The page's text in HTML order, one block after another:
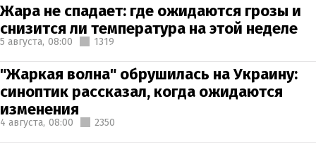
Жара не спадает: где ожидаются грозы и
снизится ли температура на этой неделе
5 августа, 08:00 1319
"Жаркая волна" обрушилась на Украину:
синоптик рассказал, когда ожидаются
изменения
4 августа, 08:00 2350